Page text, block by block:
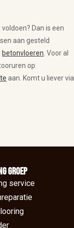
Dan is een
aan gesteld
betonvloeren . Voor al
op
aan. Komt u liever via
groep
service